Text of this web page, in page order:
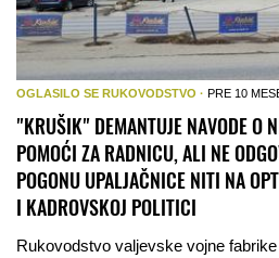
OGLASILO SE RUKOVODSTVO · PRE 10
"KRUŠIK" DEMANTUJE NAVODE O
POMOĆI ZA RADNICU, ALI NE
POGONU UPALJAČNICE NITI NA
I KADROVSKOJ POLITICI
Rukovodstvo valjevske vojne